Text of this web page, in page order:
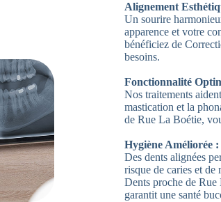
Alignement
Un sourire
apparence et votre
bénéficiez de
besoins.
Fonctionnalité
Nos traitements
mastication et la
de Rue La Boétie,
Hygiène Améliorée :
Des dents alignées
risque de caries et de
Dents proche de
garantit une santé